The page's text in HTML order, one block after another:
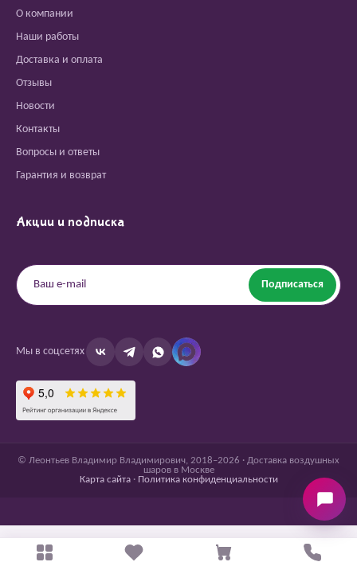
О компании
Наши работы
Доставка и оплата
Отзывы
Новости
Контакты
Вопросы и ответы
Гарантия и возврат
Акции и подписка
Подписаться
Мы в соцсетях
© Леонтьев Владимир Владимирович, 2018–2026 · Доставка воздушных
шаров в Москве
Карта сайта· Политика конфиденциальности